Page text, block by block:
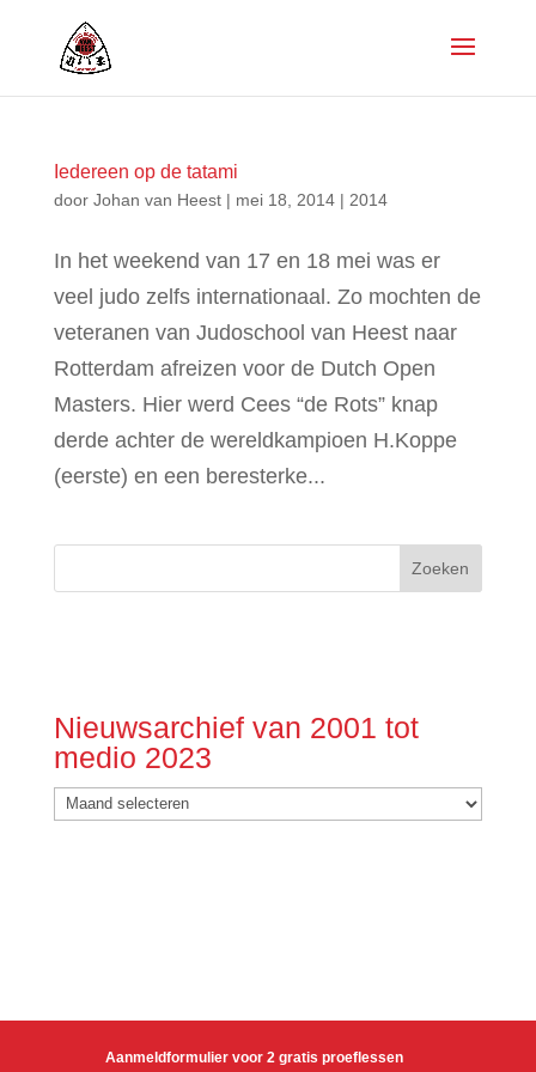
Iedereen op de tatami
door Johan van Heest| mei 18, 2014| 2014
In het weekend van 17 en 18 mei was er
veel judo zelfs internationaal. Zo mochten de
veteranen van Judoschool van Heest naar
Rotterdam afreizen voor de Dutch Open
Masters. Hier werd Cees “de Rots” knap
derde achter de wereldkampioen H.Koppe
(eerste) en een beresterke...
Nieuwsarchief van 2001 tot
medio 2023
Nieuwsarchief
van
Aanmeldformulier voor 2 gratis proeflessen